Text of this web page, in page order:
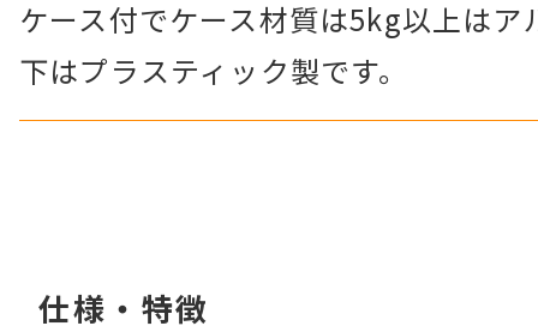
ケース付でケース材質は5kg以上は
下はプラスティック製です。
仕様・特徴